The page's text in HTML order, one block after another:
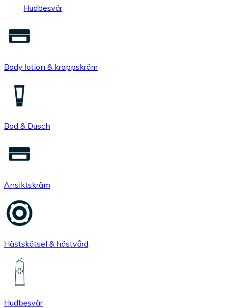
Hudbesvär
Body lotion & kroppskräm
Bad & Dusch
Ansiktskräm
Hästskötsel & hästvård
Hudbesvär